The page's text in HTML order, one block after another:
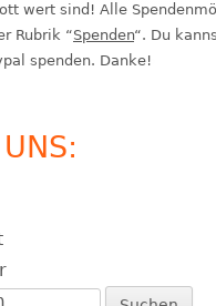
wert sind! Alle
Rubrik “Spenden“. Du
spenden. Danke!